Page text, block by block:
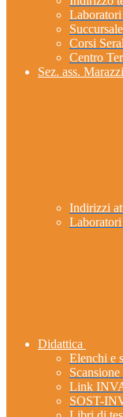
Corsi
Centro
Sez. ass. Marazzi
Indirizzi
Didattica
Elenchi e
Link
SOST-